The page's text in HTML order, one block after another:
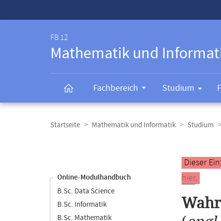
FB 12
Mathematik und
Fachbereich Studium
Navigation
Startseite Mathematik und Informatik Studium
Online-Modulhandbuch
B.Sc. Data Science
B.Sc. Informatik
B.Sc. Mathematik
Hauptinhalt
Dieser
hier.